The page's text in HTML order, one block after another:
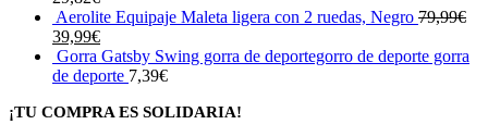
Aerolite Equipaje Maleta ligera con 2 ruedas, Negro 79,99€
El
precio
original
79,99€.
39,99€El
precio
actual
39,99€.
Gorra Gatsby Swing gorra de deportegorro de deporte gorra
de deporte 7,39€
¡TU COMPRA ES SOLIDARIA!